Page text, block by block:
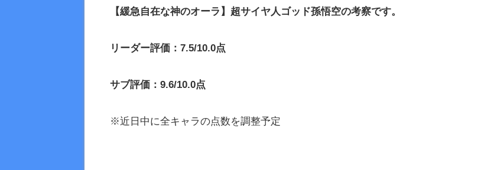
【緩急自在な神のオーラ】超サイヤ人ゴッド孫悟空の考察です。
リーダー評価：7.5/10.0点
サブ評価：9.6/10.0点
※近日中に全キャラの点数を調整予定